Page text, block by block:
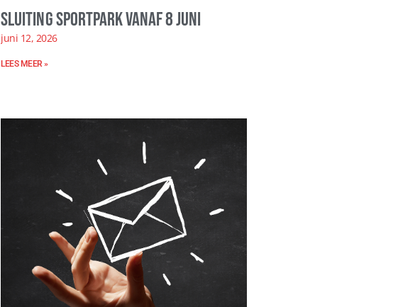
Sluiting sportpark vanaf 8 juni
juni 12, 2026
LEES MEER »